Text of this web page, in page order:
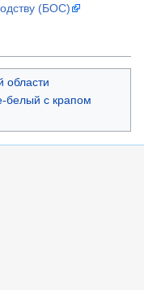
(БОС)
области
белый с крапом